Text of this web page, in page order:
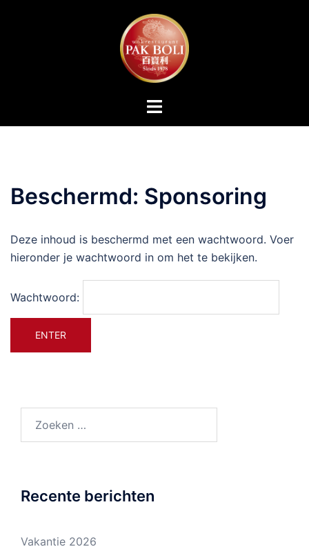
Toggle
Beschermd: Sponsoring
Deze inhoud is beschermd met een wachtwoord. Voer
hieronder je wachtwoord in om het te bekijken.
Wachtwoord:
Recente berichten
Vakantie 2026